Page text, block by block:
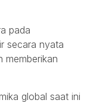
pada
secara nyata
memberikan
global saat ini